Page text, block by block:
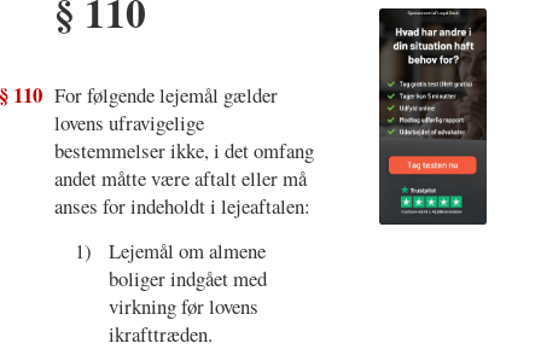
110 For følgende lejemål gælder
lovens ufravigelige
bestemmelser ikke, i det omfang
andet måtte være aftalt eller må
anses for indeholdt i lejeaftalen:
1)
Lejemål om almene
boliger indgået med
virkning før lovens
ikrafttræden.